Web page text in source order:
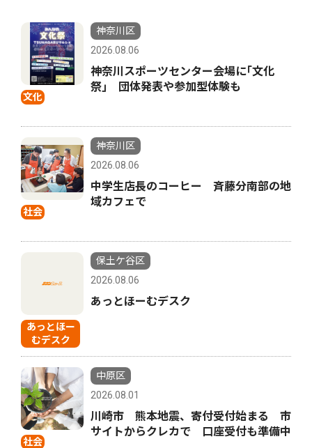
文化
神奈川区
2026.08.06
神奈川スポーツセンター会場に｢文化
祭｣ 団体発表や参加型体験も
社会
神奈川区
2026.08.06
中学生店長のコーヒー 斉藤分南部の地
域カフェで
あっとほー
むデスク
保土ケ谷区
2026.08.06
あっとほーむデスク
社会
中原区
2026.08.01
川崎市 熊本地震、寄付受付始まる 市
サイトからクレカで 口座受付も準備中